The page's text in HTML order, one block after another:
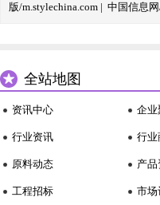
版/m.stylechina.com | 中国信息
全站地图
资讯中心
行业资讯
原料动态
工程招标
企业
行业
产
市场